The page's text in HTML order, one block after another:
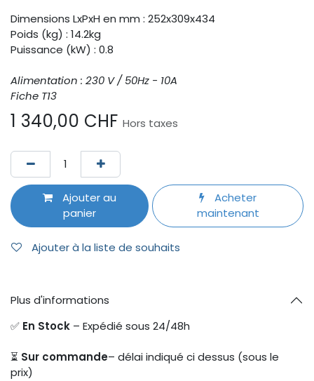
Dimensions LxPxH en mm : 252x309x434
Poids (kg) : 14.2kg
Puissance (kW) : 0.8
Alimentation : 230 V / 50Hz - 10A
Fiche T13
1 340,00 CHF Hors taxes
Ajouter au
panier
Acheter
maintenant
Ajouter à la liste de souhaits
Plus d'informations
✅ En Stock – Expédié sous 24/48h
⏳ Sur commande– délai indiqué ci dessus (sous le
prix)